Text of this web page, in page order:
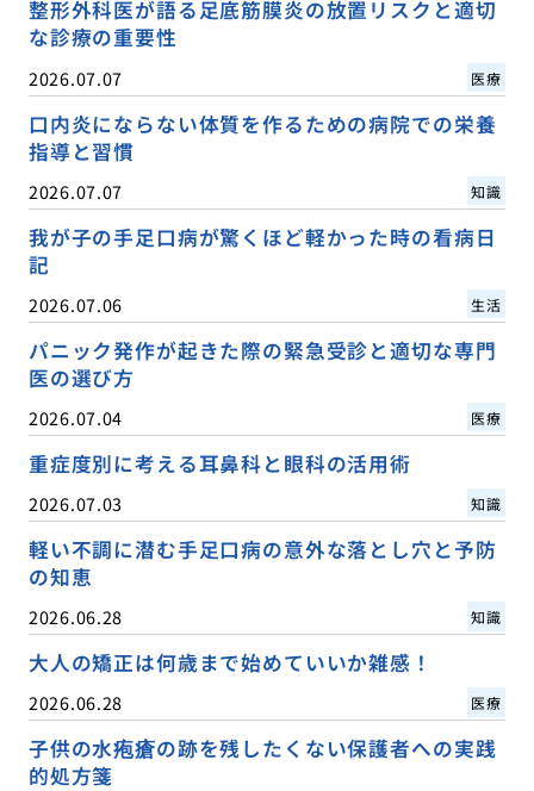
整形外科医が語る足底筋膜炎の放置リスクと適切
な診療の重要性
2026.07.07 医療
口内炎にならない体質を作るための病院での栄養
指導と習慣
2026.07.07 知識
我が子の手足口病が驚くほど軽かった時の看病日
記
2026.07.06 生活
パニック発作が起きた際の緊急受診と適切な専門
医の選び方
2026.07.04 医療
重症度別に考える耳鼻科と眼科の活用術
2026.07.03 知識
軽い不調に潜む手足口病の意外な落とし穴と予防
の知恵
2026.06.28 知識
大人の矯正は何歳まで始めていいか雑感！
2026.06.28 医療
子供の水疱瘡の跡を残したくない保護者への実践
的処方箋